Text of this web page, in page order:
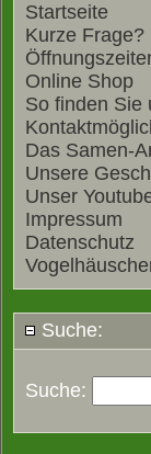
Startseite
Kurze Frage?
Online Shop
So finden Sie
Das Samen-
Unsere
Unser
Impressum
Datenschutz
Suche:
Suche: